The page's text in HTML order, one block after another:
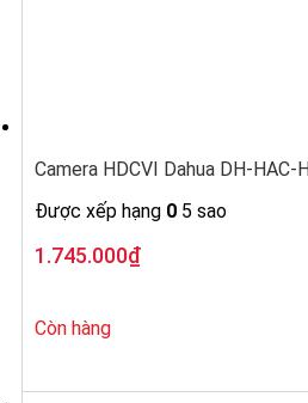
Camera HDCVI Dahua DH-
Được xếp hạng 0 5 sao
1.745.000₫
Còn hàng